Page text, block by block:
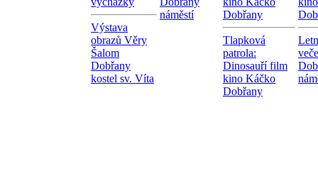
Výstava
obrazů Věry
Šalom
Dobřany
kostel sv. Víta
náměstí
Dobřany
Tlapková
patrola:
Dinosauří film
kino Káčko
Dobřany